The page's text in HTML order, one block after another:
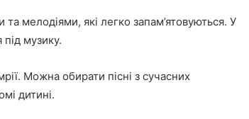
та мелодіями, які легко запам’ятовуються. У
під музику.
Можна обирати пісні з сучасних
дитині.